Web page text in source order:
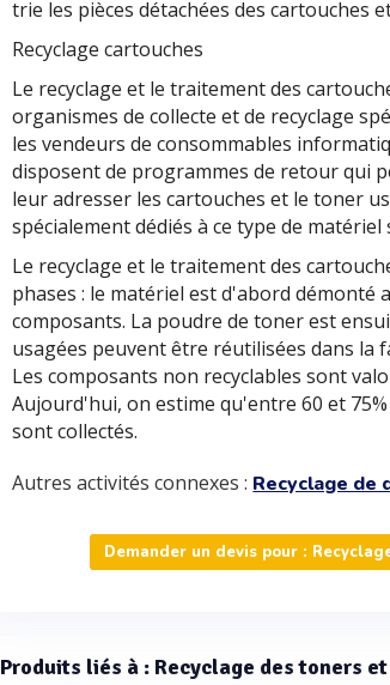
trie les pièces détachées des cartouches
Recyclage cartouches
Le recyclage et le traitement des
organismes de collecte et de recyclage
les vendeurs de consommables
disposent de programmes de retour qui
leur adresser les cartouches et le toner
spécialement dédiés à ce type de
Le recyclage et le traitement des
phases : le matériel est d'abord démonté
composants. La poudre de toner est
usagées peuvent être réutilisées dans la
Les composants non recyclables sont
Aujourd'hui, on estime qu'entre 60 et
sont collectés.
Autres activités connexes : Recyclage de
Demander un devis pour :
Produits liés à : Recyclage des toners